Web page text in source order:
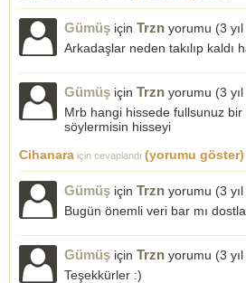
Gümüş için Trzn yorumu (3
Arkadaşlar neden takılıp kaldı
Gümüş için Trzn yorumu (3
Mrb hangi hissede fullsunuz bir
söylermisin hisseyi
Cihanara için cevaplandı (yorumu göster)
Gümüş için Trzn yorumu (3
Bugün önemli veri bar mı
Gümüş için Trzn yorumu (3
Teşekkürler :)